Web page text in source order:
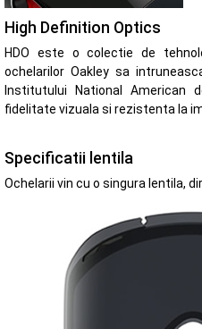
High Definition Optics
HDO este o colectie de
ochelarilor Oakley sa
Institutului National American
fidelitate vizuala si rezistenta la
Specificatii lentila
Ochelarii vin cu o singura lentila,